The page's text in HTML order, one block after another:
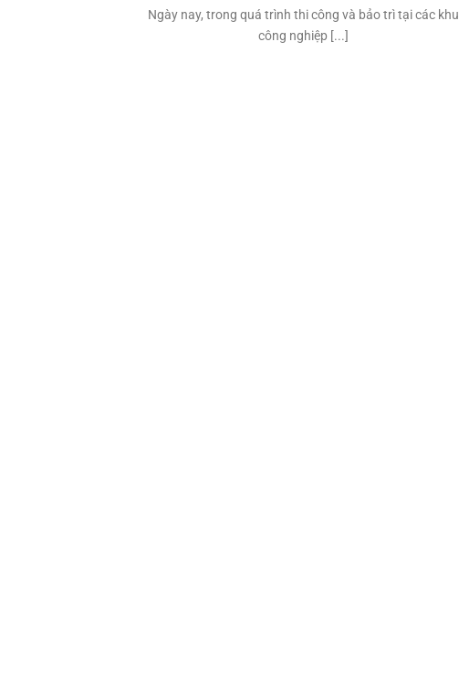
Ngày nay, trong quá trình thi công và bảo trì tại các khu
công nghiệp [...]